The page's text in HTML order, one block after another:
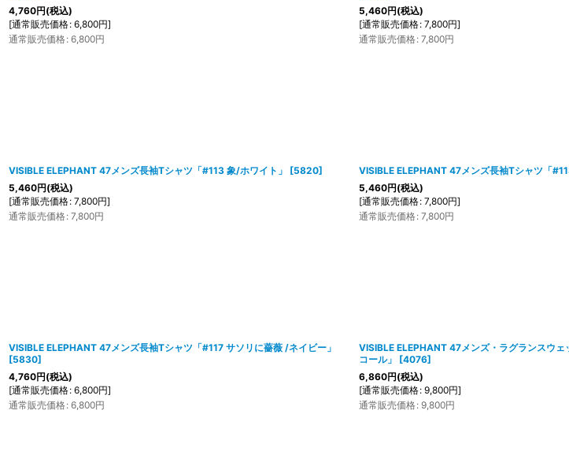
4,760円(税込)
[通常販売価格: 6,800円]
通常販売価格: 6,800円
5,460円(税込)
[通常販売価格: 7,800円]
通常販売価格: 7,800円
VISIBLE ELEPHANT 47メンズ長袖Tシャツ「#113 象/ホワイト」 [5820]
5,460円(税込)
[通常販売価格: 7,800円]
通常販売価格: 7,800円
VISIBLE ELEPHANT 47メンズ長袖Tシャツ「
5,460円(税込)
[通常販売価格: 7,800円]
通常販売価格: 7,800円
VISIBLE ELEPHANT 47メンズ長袖Tシャツ「#117 サソリに薔薇 /ネイビー」
[5830]
4,760円(税込)
[通常販売価格: 6,800円]
通常販売価格: 6,800円
VISIBLE ELEPHANT 47メンズ・ラグランスウ
コール」
[4076]
6,860円(税込)
[通常販売価格: 9,800円]
通常販売価格: 9,800円